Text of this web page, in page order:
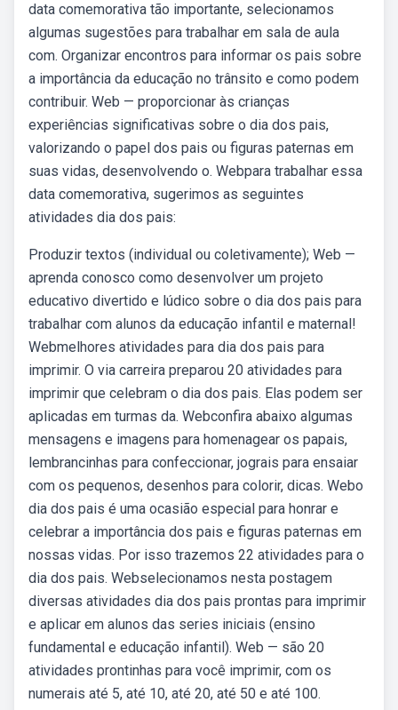
data comemorativa tão importante, selecionamos
algumas sugestões para trabalhar em sala de aula
com. Organizar encontros para informar os pais sobre
a importância da educação no trânsito e como podem
contribuir. Web — proporcionar às crianças
experiências significativas sobre o dia dos pais,
valorizando o papel dos pais ou figuras paternas em
suas vidas, desenvolvendo o. Webpara trabalhar essa
data comemorativa, sugerimos as seguintes
atividades dia dos pais:
Produzir textos (individual ou coletivamente); Web —
aprenda conosco como desenvolver um projeto
educativo divertido e lúdico sobre o dia dos pais para
trabalhar com alunos da educação infantil e maternal!
Webmelhores atividades para dia dos pais para
imprimir. O via carreira preparou 20 atividades para
imprimir que celebram o dia dos pais. Elas podem ser
aplicadas em turmas da. Webconfira abaixo algumas
mensagens e imagens para homenagear os papais,
lembrancinhas para confeccionar, jograis para ensaiar
com os pequenos, desenhos para colorir, dicas. Webo
dia dos pais é uma ocasião especial para honrar e
celebrar a importância dos pais e figuras paternas em
nossas vidas. Por isso trazemos 22 atividades para o
dia dos pais. Webselecionamos nesta postagem
diversas atividades dia dos pais prontas para imprimir
e aplicar em alunos das series iniciais (ensino
fundamental e educação infantil). Web — são 20
atividades prontinhas para você imprimir, com os
numerais até 5, até 10, até 20, até 50 e até 100.